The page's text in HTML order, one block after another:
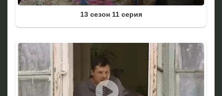
13 сезон 11 серия